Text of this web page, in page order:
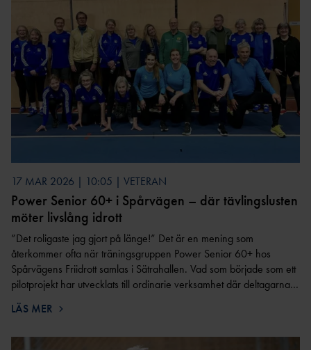
FÖRSÄKRING
AR
MEDLEMSAVGI
FT
FÖRENINGSBY
DRIVA FÖRENING
FÖRENINGENS
ÅRSHJUL
ÅRSRAPPO
RT
CHECKLISTA FÖR
STYRELSEN
BARN- &
ATT REKRYTERA OCH BEHÅLLA IDEELLA
REVISORE
R
VALBEREDNIN
G
DISCIPLINNÄM
ND
KANS
KOMMITTÉER &
RÅD
DISTRIK
T
LANDSLAGSLEDA
RE
FÖRBUNDSSTARTE
RS
FÖRBUNDSDOMA
FORTBILDNING TRÄNARE
EA COACHING SUMMIT SERIES MALMÖ
2026
TRÄNARFORU
M
STYRKAN MED ETT
TRÄNARTEAM
NÄTVERKET KVINNLIGA ELITTRÄNARE
(EPOS)
ORGANISATIONS- OCH
FÖRENINGSUTVECKLING
FRIIDROTTSFÖRÄLD
FRISK
FRIIDROTT
FRIIDROTTENS SPELREGLER -
UPPFÖRANDEKOD
SKICKA IN DITT EGET
DISKUSSIONSKORT
KOMBIHA
LL
VISIONÄRA
ANLÄGGNINGAR
PARKANLÄGGNI
NG
KASTPLAN
ER
RIKTLINJER KONCEPTUTVECKLING
1
17 MAR 2026 | 10:05 | VETERAN
Power Senior 60+ i Spårvägen – där tävlingslusten
möter livslång idrott
”Det roligaste jag gjort på länge!” Det är en mening som
återkommer ofta när träningsgruppen Power Senior 60+ hos
Spårvägens Friidrott samlas i Sätrahallen. Vad som började som ett
pilotprojekt har utvecklats till ordinarie verksamhet där deltagarna…
LÄS MER